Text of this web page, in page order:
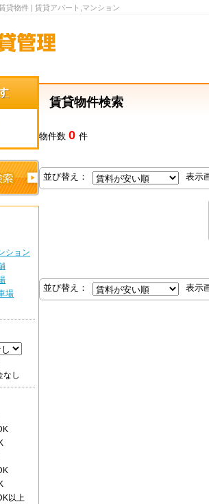
貸物件 | 賃貸アパート,マンション
ション
場
なし
以上
賃貸物件検索
物件数 0 件
並び替え： 表示
並び替え： 表示